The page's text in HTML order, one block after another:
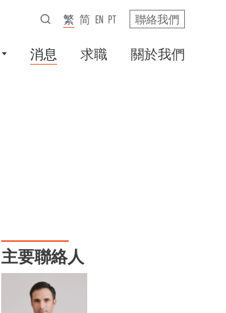
消息 求職 關於我們
繁 简 EN PT 聯絡我們
主要聯絡人